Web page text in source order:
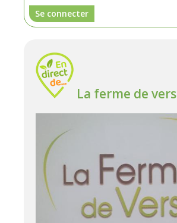
Se connecter
La ferme de vers